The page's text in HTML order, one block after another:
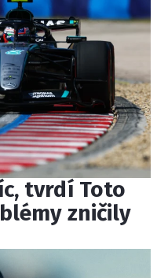
tvrdí Toto
zničily